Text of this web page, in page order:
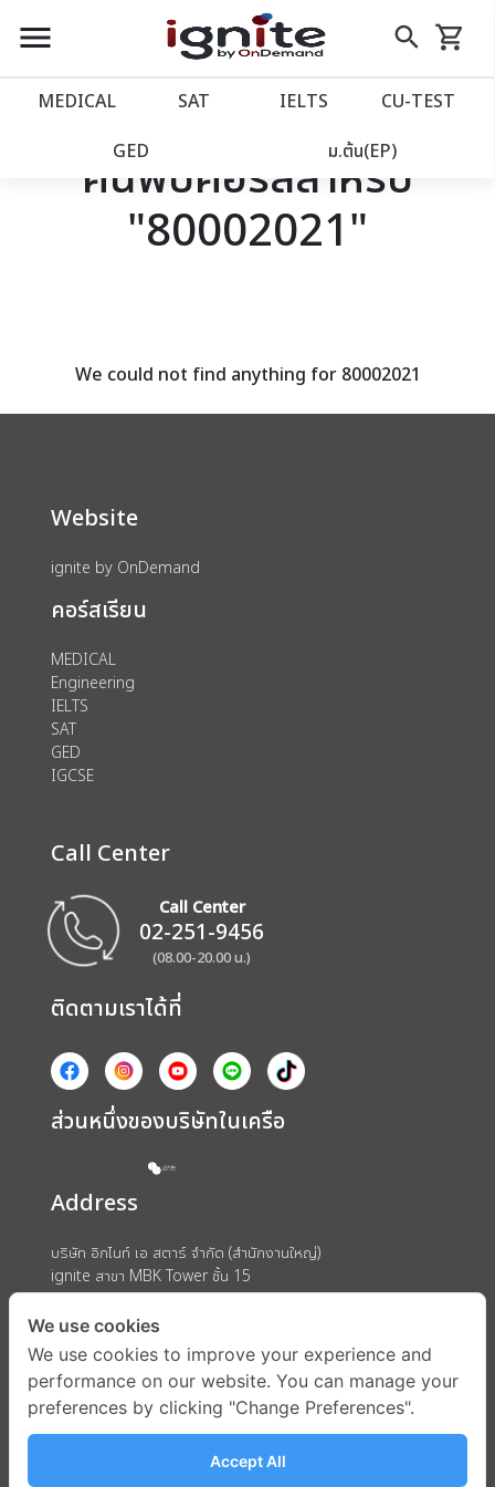
close
account_balance หน้าแรก
เว็บไซต์อิกไนท์
โปรโมชั่น
assignment ลงทะเบียน
menu search
Skip
to
shopping_cart
รถเข็น
MEDICAL SAT IELTS CU‑TEST
GED ม.ต้น(EP)
ค้นพบคอร์สสำหรับ
"80002021"
We could not find anything for 80002021
Website
ignite by OnDemand
คอร์สเรียน
MEDICAL
Engineering
IELTS
SAT
GED
IGCSE
Call Center
Call Center
02-251-9456
(08.00-20.00 น.)
ติดตามเราได้ที่
ส่วนหนึ่งของบริษัทในเครือ
Address
บริษัท อิกไนท์ เอ สตาร์ จำกัด (สำนักงานใหญ่)
ignite สาขา MBK Tower ชั้น 15
ถนนพญาไท แขวงวังใหม่ เขตปทุมวัน กรุงเทพมหานคร 10330
We use cookies
We use cookies to improve your experience and
performance on our website. You can manage your
preferences by clicking "Change Preferences".
Accept All